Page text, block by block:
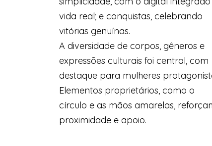
vida real; e conquistas, celebrando
vitórias genuínas.
A diversidade de corpos, gêneros e
expressões culturais foi central, com
destaque para mulheres
Elementos proprietários, como o
círculo e as mãos amarelas,
proximidade e apoio.